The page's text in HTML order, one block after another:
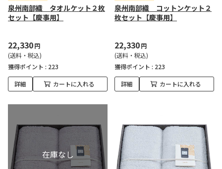
泉州南部織 タオルケット２枚
セット【慶事用】
22,330円
(送料・税込)
獲得ポイント : 223
詳細 カートに入れる
泉州南部織 コットンケット２
枚セット【慶事用】
22,330円
(送料・税込)
獲得ポイント : 223
詳細 カートに入れる